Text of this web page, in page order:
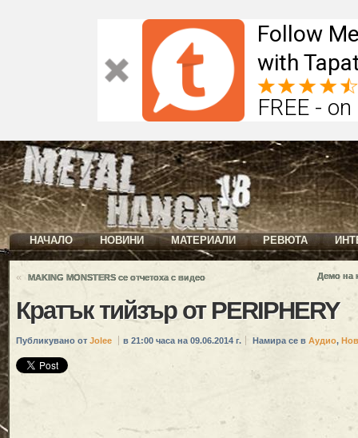
Follow
with
FREE -
НАЧАЛО НОВИНИ МАТЕРИАЛИ РЕВЮТА
« MAKING MONSTERS се отчетоха с видео Демо на
Кратък тийзър от PERIPHERY
Публикувано от Jolee в 21:00 часа на 09.06.2014 г. Намира се в Аудио,